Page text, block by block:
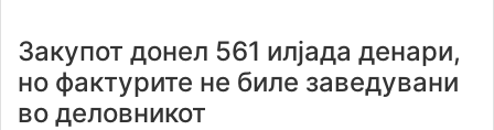
Закупот донел 561 илјада денари,
но фактурите не биле заведувани
во деловникот